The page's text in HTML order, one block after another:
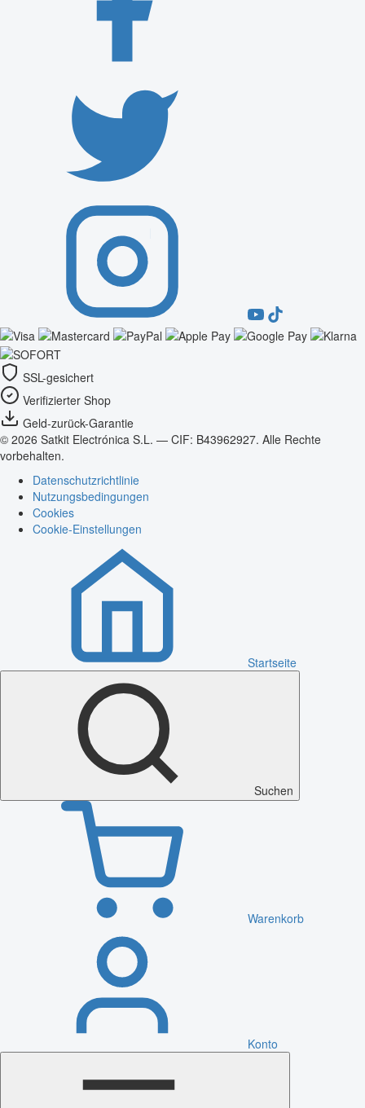
SSL-gesichert
Verifizierter Shop
Geld-zurück-Garantie
© 2026 Satkit Electrónica S.L. — CIF: B43962927. Alle Rechte
vorbehalten.
Datenschutzrichtlinie
Nutzungsbedingungen
Cookies
Cookie-Einstellungen
Startseite
Suchen
Warenkorb
Konto